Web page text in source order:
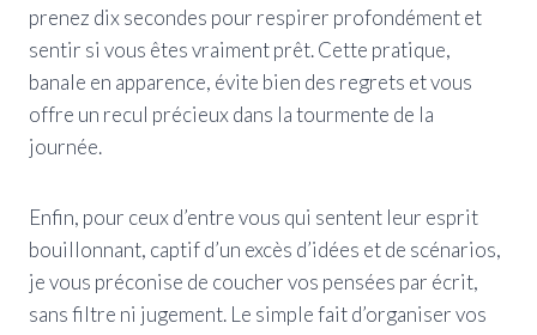
prenez dix secondes pour respirer profondément et
sentir si vous êtes vraiment prêt. Cette pratique,
banale en apparence, évite bien des regrets et vous
offre un recul précieux dans la tourmente de la
journée.
Enfin, pour ceux d’entre vous qui sentent leur esprit
bouillonnant, captif d’un excès d’idées et de scénarios,
je vous préconise de coucher vos pensées par écrit,
sans filtre ni jugement. Le simple fait d’organiser vos